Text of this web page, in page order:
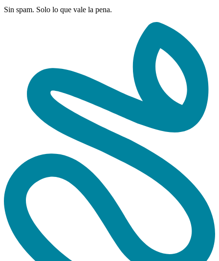
Sin spam. Solo lo que vale la pena.